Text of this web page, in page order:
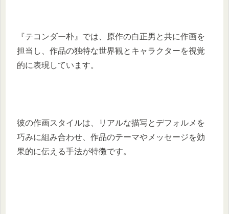
『テコンダー朴』では、原作の白正男と共に作画を
担当し、作品の独特な世界観とキャラクターを視覚
的に表現しています。
彼の作画スタイルは、リアルな描写とデフォルメを
巧みに組み合わせ、作品のテーマやメッセージを効
果的に伝える手法が特徴です。